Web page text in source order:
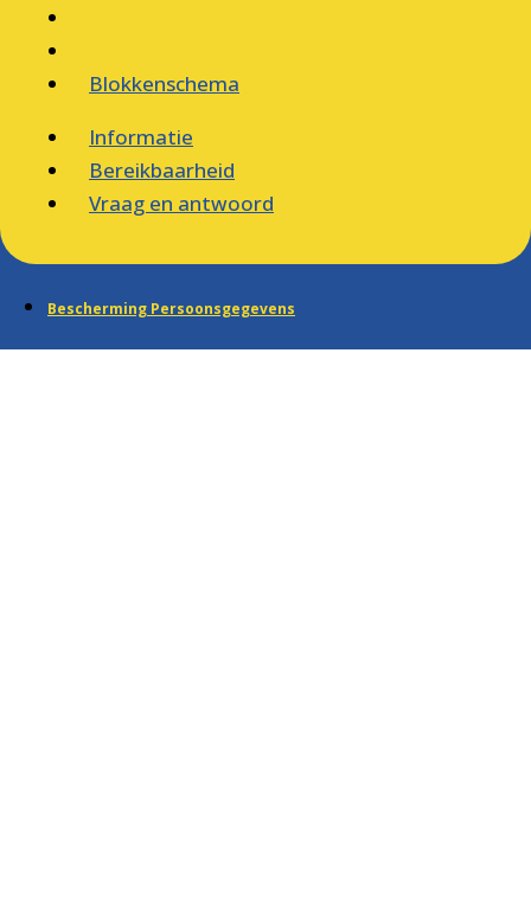
Blokkenschema
Informatie
Bereikbaarheid
Vraag en antwoord
Bescherming Persoonsgegevens